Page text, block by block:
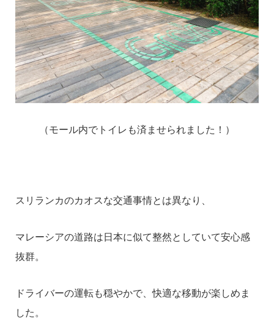
（モール内でトイレも済ませられました！）
スリランカのカオスな交通事情とは異なり、
マレーシアの道路は日本に似て整然としていて安心感
抜群。
ドライバーの運転も穏やかで、快適な移動が楽しめま
した。